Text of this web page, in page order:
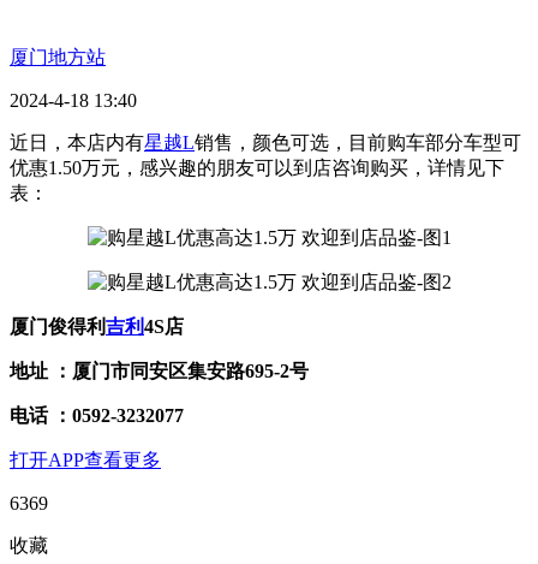
厦门地方站
2024-4-18 13:40
近日，本店内有星越L销售，颜色可选，目前购车部分车型可
优惠1.50万元，感兴趣的朋友可以到店咨询购买，详情见下
表：
厦门俊得利吉利4S店
地址 ：厦门市同安区集安路695-2号
电话 ：0592-3232077
打开APP查看更多
6369
收藏